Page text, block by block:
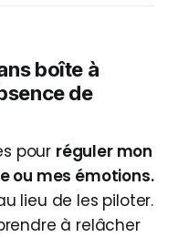
boîte à
de
pour réguler mon
ou mes émotions.
lieu de les piloter.
à relâcher